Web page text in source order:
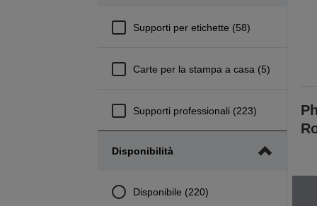
Supporti per etichette (58)
Carte per la stampa a casa (5)
Supporti professionali (223)
Disponibilità
Disponibile (220)